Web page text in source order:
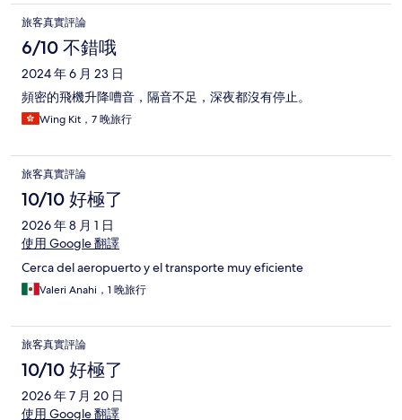
旅客真實評論
6/10 不錯哦
2024 年 6 月 23 日
頻密的飛機升降嘈音，隔音不足，深夜都沒有停止。
Wing Kit，7 晚旅行
旅客真實評論
10/10 好極了
2026 年 8 月 1 日
使用 Google 翻譯
Cerca del aeropuerto y el transporte muy eficiente
Valeri Anahi，1 晚旅行
旅客真實評論
10/10 好極了
2026 年 7 月 20 日
使用 Google 翻譯